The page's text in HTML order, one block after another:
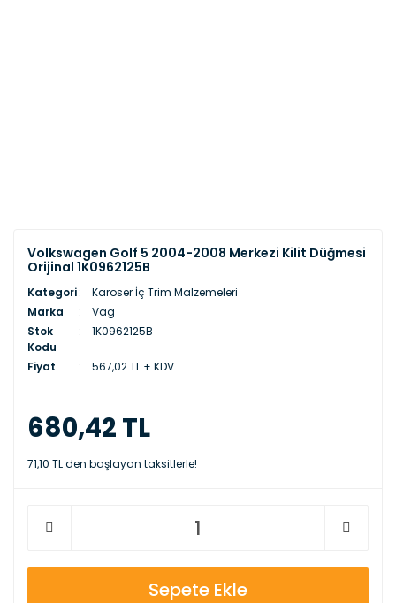
Volkswagen Golf 5 2004-2008 Merkezi Kilit Düğmesi
Orijinal 1K0962125B
Kategori
Karoser İç Trim Malzemeleri
Marka
Vag
Stok
Kodu
1K0962125B
Fiyat 567,02 TL + KDV
680,42 TL
71,10 TL den başlayan taksitlerle!
Sepete Ekle